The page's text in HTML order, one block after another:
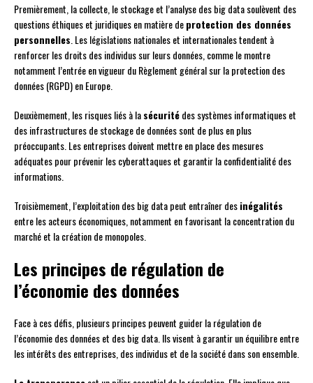
Premièrement, la collecte, le stockage et l’analyse des big data soulèvent des
questions éthiques et juridiques en matière deprotection des données
personnelles. Les législations nationales et internationales tendent à
renforcer les droits des individus sur leurs données, comme le montre
notamment l’entrée en vigueur du Règlement général sur la protection des
données (RGPD) en Europe.
Deuxièmement, les risques liés à lasécuritédes systèmes informatiques et
des infrastructures de stockage de données sont de plus en plus
préoccupants. Les entreprises doivent mettre en place des mesures
adéquates pour prévenir les cyberattaques et garantir la confidentialité des
informations.
Troisièmement, l’exploitation des big data peut entraîner desinégalités
entre les acteurs économiques, notamment en favorisant la concentration du
marché et la création de monopoles.
Les principes de régulation de
l’économie des données
Face à ces défis, plusieurs principes peuvent guider la régulation de
l’économie des données et des big data. Ils visent à garantir un équilibre entre
les intérêts des entreprises, des individus et de la société dans son ensemble.